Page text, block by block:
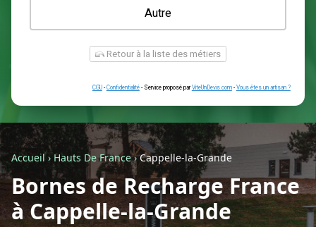
Une prise renforcée (type greenup)
Une simple prise
Je ne sais pas encore
Autre
Retour à la liste des métiers
Accueil› Hauts De France›Cappelle-la-Grande
Bornes de Recharge France
à Cappelle-la-Grande